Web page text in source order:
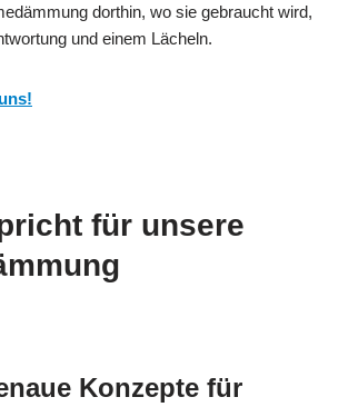
dorthin, wo sie gebraucht wird,
und einem Lächeln.
für unsere
Konzepte für